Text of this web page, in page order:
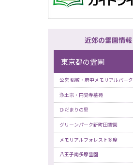
近郊の霊園情報
東京都の霊園
公営 稲城・府中メモリアルパーク
浄土宗・円覚寺墓苑
ひだまりの里
グリーンパーク新町田霊園
メモリアルフォレスト多摩
八王子南多摩霊園